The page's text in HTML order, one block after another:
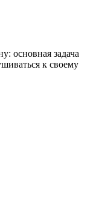
основная задача
к своему